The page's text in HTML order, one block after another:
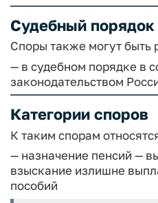
Судебный порядок
Споры также могут быть
— в судебном порядке в
законодательством
Категории споров
К таким спорам
— назначение пенсий —
взыскание излишне
пособий